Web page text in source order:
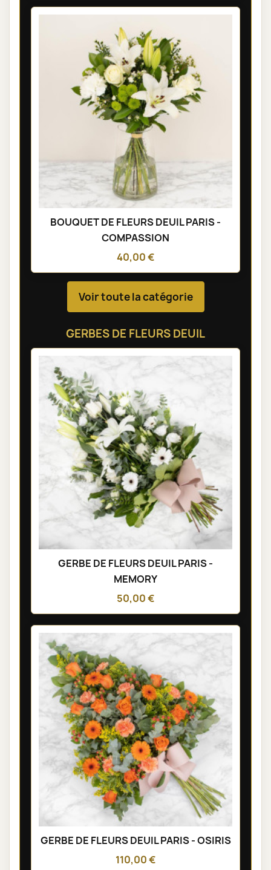
BOUQUET DE FLEURS DEUIL PARIS -
COMPASSION
40,00 €
Voir toute la catégorie
GERBES DE FLEURS DEUIL
GERBE DE FLEURS DEUIL PARIS -
MEMORY
50,00 €
GERBE DE FLEURS DEUIL PARIS - OSIRIS
110,00 €